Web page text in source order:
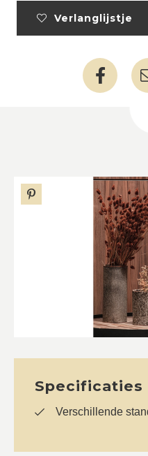
Verlanglijstje
Specificaties
Verschillende